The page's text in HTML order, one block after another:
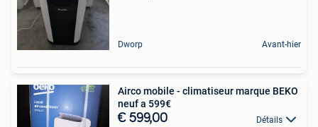
Dworp Avant-hier
Airco mobile - climatiseur marque BEKO
neuf a 599€
€ 599,00 Détails